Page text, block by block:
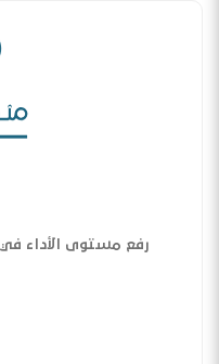
رفع مستوى الأداء في